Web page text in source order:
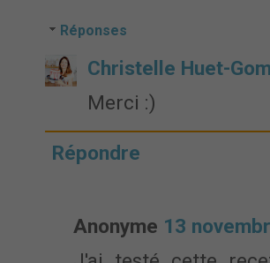
Réponses
Christelle Huet-
Merci :)
Répondre
Anonyme 13